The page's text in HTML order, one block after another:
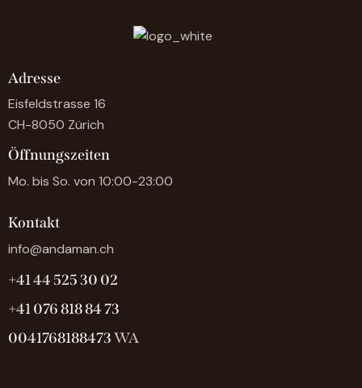
Adresse
Eisfeldstrasse 16
CH-8050 Zürich
Öffnungszeiten
Mo. bis So. von 10:00-23:00
Kontakt
info@andaman.ch
+41 44 525 30 02
+41 076 818 84 73
0041768188473WA